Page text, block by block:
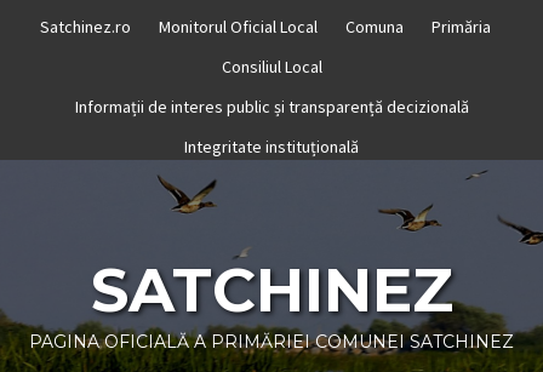
Satchinez.ro Monitorul Oficial Local Comuna
Primăria
Consiliul Local
Informații de interes public și transparență decizională
Integritate instituțională
SATCHINEZ
PAGINA OFICIALĂ A PRIMĂRIEI COMUNEI SATCHINEZ